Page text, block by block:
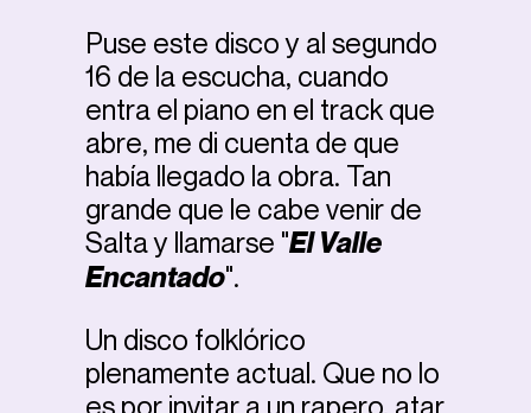
Puse este disco y al segundo
16 de la escucha, cuando
entra el piano en el track que
abre, me di cuenta de que
había llegado la obra. Tan
grande que le cabe venir de
Salta y llamarse "El Valle
Encantado".
Un disco folklórico
plenamente actual. Que no lo
es por invitar a un rapero, atar